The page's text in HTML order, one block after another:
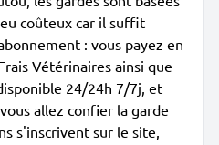
coûteux car il suffit
: vous payez en
Vétérinaires ainsi que
24/24h 7/7j, et
allez confier la garde
s'inscrivent sur le site,